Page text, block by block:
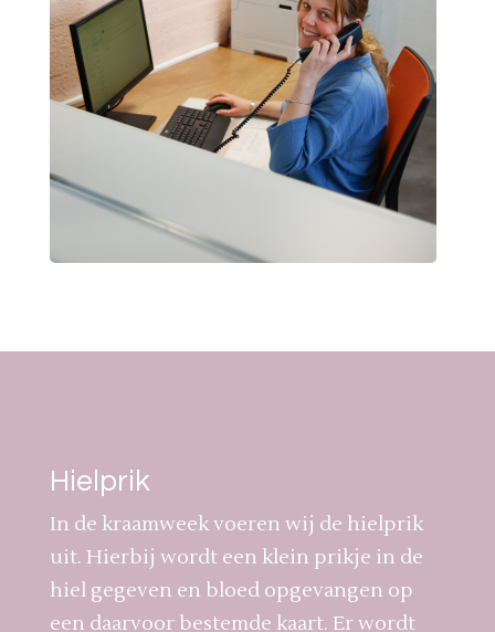
Hielprik
In de kraamweek voeren wij de hielprik
uit. Hierbij wordt een klein prikje in de
hiel gegeven en bloed opgevangen op
een daarvoor bestemde kaart. Er wordt